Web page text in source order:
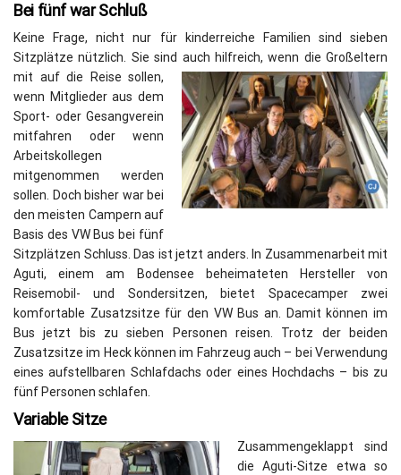
Bei fünf war Schluß
Keine Frage, nicht nur für kinderreiche Familien sind sieben
Sitzplätze nützlich. Sie sind auch hilfreich, wenn die Großeltern
mit auf die Reise sollen,
wenn Mitglieder aus dem
Sport- oder Gesangverein
mitfahren oder wenn
Arbeitskollegen
mitgenommen werden
sollen. Doch bisher war bei
den meisten Campern auf
Basis des VW Bus bei fünf
Sitzplätzen Schluss. Das ist jetzt anders. In Zusammenarbeit mit
Aguti, einem am Bodensee beheimateten Hersteller von
Reisemobil- und Sondersitzen, bietet Spacecamper zwei
komfortable Zusatzsitze für den VW Bus an. Damit können im
Bus jetzt bis zu sieben Personen reisen. Trotz der beiden
Zusatzsitze im Heck können im Fahrzeug auch – bei Verwendung
eines aufstellbaren Schlafdachs oder eines Hochdachs – bis zu
fünf Personen schlafen.
Variable Sitze
Zusammengeklappt sind
die Aguti-Sitze etwa so